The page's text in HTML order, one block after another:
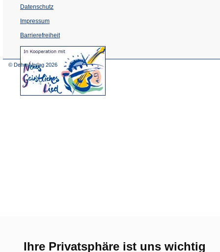
Ihre Privatsphäre ist uns wichtig
Datenschutz
Impressum
Barrierefreiheit
(Öffnet
in
© Dehm Verlag 2026